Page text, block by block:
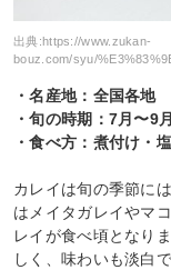
出典:https://www.zukan-
bouz.com/syu/
・名産地：全国各地
・旬の時期：7月〜9月
・食べ方：煮付け・
カレイは旬の季節に
はメイタガレイやマ
レイが食べ頃となり
しく、味わいも淡白